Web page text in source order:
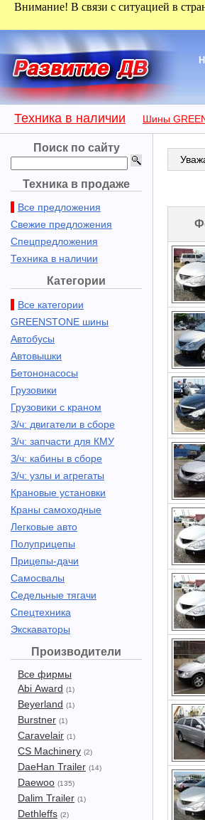
Внимание! В связи с ситуацией в
Техника в наличии Шины
Поиск по сайту
Техника в продаже
Все предложения
Свежие предложения
Спецпредложения
Техника в наличии
Категории
Все категории
GREENSTONE шины
Автобусы
Автовышки
Бетононасосы
Грузовики
Грузовики с краном
З/ч: двигатели в сборе
З/ч: запчасти для КМУ
З/ч: кабины в сборе
З/ч: узлы и агрегаты
Крановые установки
Краны самоходные
Легковые авто
Полуприцепы
Прицепы-дачи
Самосвалы
Седельные тягачи
Спецтехника
Экскаваторы
Производители
Все фирмы
Abi Award (1)
Beyerland (1)
Burstner (1)
Caravelair (1)
CS Machinery (2)
DaeHan Trailer (14)
Daewoo (135)
Dalim Trailer (1)
Dethleffs (2)